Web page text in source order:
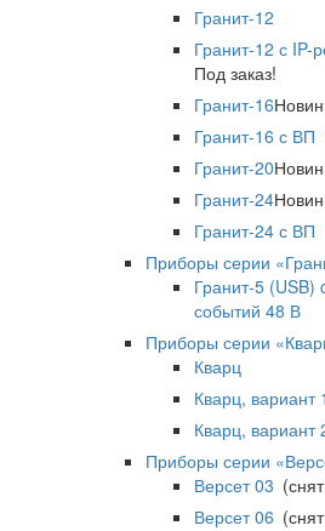
Гранит-12
Гранит-12 с IP-
Под заказ!
Гранит-16
Гранит-16 с ВП
Гранит-20
Гранит-24
Гранит-24 с ВП
Приборы серии
Гранит-5 (USB)
событий 48 В
Приборы серии
Кварц
Кварц, вариант 1
Кварц, вариант
Приборы серии
Версет 03
Версет 06